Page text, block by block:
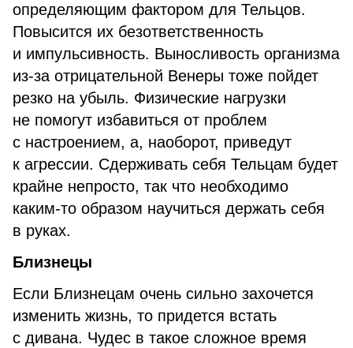
определяющим фактором для Тельцов.
Повысится их безответственность
и импульсивность. Выносливость организма
из-за отрицательной Венеры тоже пойдет
резко на убыль. Физические нагрузки
не помогут избавиться от проблем
с настроением, а, наоборот, приведут
к агрессии. Сдерживать себя Тельцам будет
крайне непросто, так что необходимо
каким-то образом научиться держать себя
в руках.
Близнецы
Если Близнецам очень сильно захочется
изменить жизнь, то придется встать
с дивана. Чудес в такое сложное время